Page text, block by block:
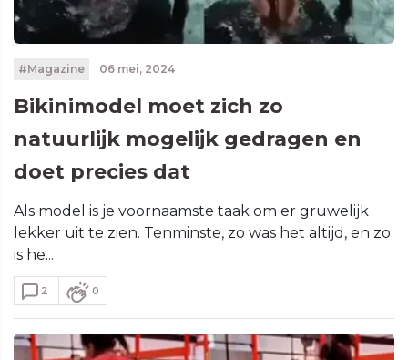
#Magazine 06 mei, 2024
Bikinimodel moet zich zo
natuurlijk mogelijk gedragen en
doet precies dat
Als model is je voornaamste taak om er gruwelijk
lekker uit te zien. Tenminste, zo was het altijd, en zo
is he...
2 0